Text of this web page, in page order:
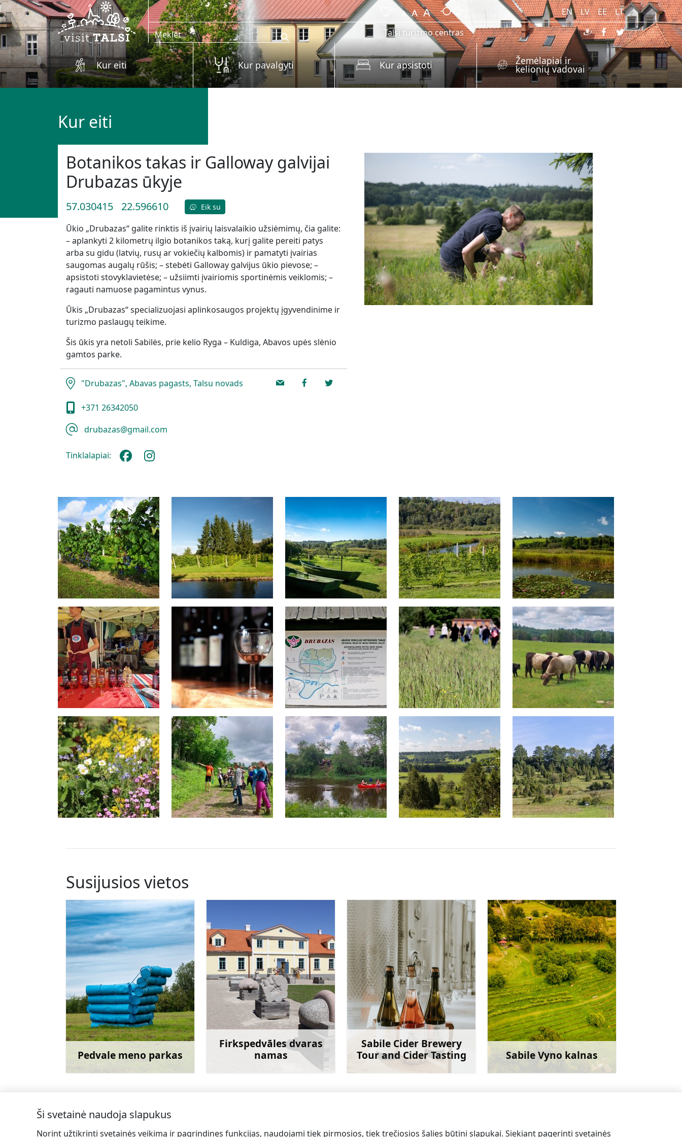
Skip to main content
EN LV EE
LT
Talsi turizmo centras
Kur eiti Kur pavalgyti Kur apsistoti Žemėlapiai ir
kelionių vadovai
Kur eiti
Botanikos takas ir Galloway galvijai
Drubazas ūkyje
57.030415 22.596610 Eik su
Ūkio „Drubazas“ galite rinktis iš įvairių laisvalaikio užsiėmimų, čia galite:
– aplankyti 2 kilometrų ilgio botanikos taką, kurį galite pereiti patys
arba su gidu (latvių, rusų ar vokiečių kalbomis) ir pamatyti įvairias
saugomas augalų rūšis; – stebėti Galloway galvijus ūkio pievose; –
apsistoti stovyklavietėse; – užsiimti įvairiomis sportinėmis veiklomis; –
ragauti namuose pagamintus vynus.
Ūkis „Drubazas“ specializuojasi aplinkosaugos projektų įgyvendinime ir
turizmo paslaugų teikime.
Šis ūkis yra netoli Sabilės, prie kelio Ryga – Kuldiga, Abavos upės slėnio
gamtos parke.
"Drubazas", Abavas pagasts, Talsu novads
+371 26342050
drubazas@gmail.com
Tinklalapiai:
Susijusios vietos
Pedvale meno parkas
Sužinoti daugiau
Firkspedvāles dvaras
namas
Sužinoti daugiau
Sabile Cider Brewery
Tour and Cider Tasting
Sužinoti daugiau
Sabile Vyno kalnas
Sužinoti daugiau
←Bitininkystės produktai Dundagoje Devynių kalvų diskgolfo parkas
Ši svetainė naudoja slapukus
Norint užtikrinti svetainės veikimą ir pagrindines funkcijas, naudojami tiek pirmosios, tiek trečiosios šalies būtini slapukai. Siekiant pagerinti svetainės